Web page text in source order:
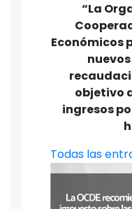
“La
Económicos
objetivo
ingresos
Todas las